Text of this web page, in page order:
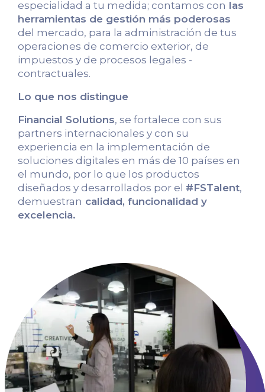
especialidad a tu medida; contamos con las
herramientas de gestión más poderosas
del mercado, para la administración de tus
operaciones de comercio exterior, de
impuestos y de procesos legales -
contractuales.
Lo que nos distingue
Financial Solutions, se fortalece con sus
partners internacionales y con su
experiencia en la implementación de
soluciones digitales en más de 10 países en
el mundo, por lo que los productos
diseñados y desarrollados por el #FSTalent,
demuestran calidad, funcionalidad y
excelencia.